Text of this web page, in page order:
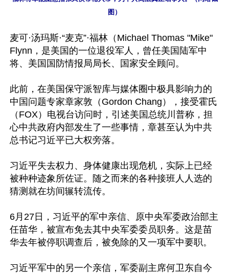
图）
麦可·汤玛斯·“麦克”·福林（Michael Thomas "Mike"
Flynn，是美国的一位退役军人，曾任美国陆军中
将、美国国防情报局局长、国家安全顾问。
此前，在美国保守派智库与媒体圈中极具影响力的
中国问题专家章家敦（Gordon Chang），接受霍氏
（FOX）电视台访问时，引述美国总统川普称，担
心中共政府内部发生了一些事情，章甚至认为中共
总书记习近平已大权旁落。
习近平失去权力、身体健康出现危机，实际上已经
被种种迹象所佐证。随之而来的各种接班人人选的
猜测就在坊间辗转流传。
6月27日，习近平的军中亲信、原中央军委政治部主
任苗华，被宣布免去其中央军委委员职务。这是苗
华去年被停职调查后，被免除的又一项军中要职。
习近平军中的另一个亲信，军委副主席何卫东自今